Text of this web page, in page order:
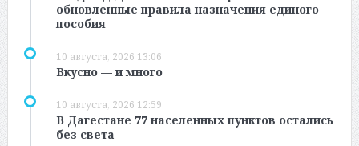
обновленные правила назначения единого
пособия
10 августа, 2026 13:06
Вкусно — и много
10 августа, 2026 12:59
В Дагестане 77 населенных пунктов остались
без света